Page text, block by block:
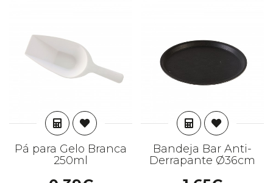
ADICIONAR
Pá para Gelo Branca
250ml
ADICIONAR
Bandeja Bar Anti-
Derrapante Ø36cm